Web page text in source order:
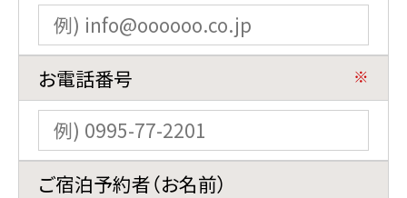
泊 名
お電話番号 ※
ご宿泊予約者（お名前）